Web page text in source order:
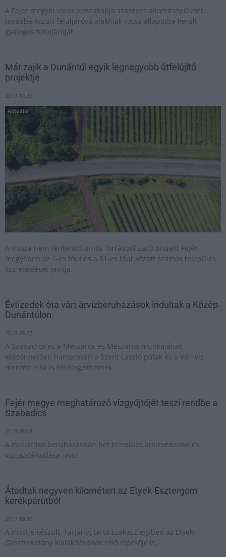
A Fejér megyei város visszakapja százéves állomásépületét,
továbbá közúti felüljáróvá alakítják rossz állapotba került
gyalogos felüljáróját.
Már zajik a Dunántúl egyik legnagyobb útfelújító
projektje
2019.10.29
Aktuális
A vissza nem térítendő uniós forrásból zajló projekt Fejér
megyében az 1-es főút és a 81-es főút között számos település
közlekedését javítja.
Évtizedek óta várt árvízberuházások indultak a Közép-
Dunántúlon
2018.09.27
A Szabadics és a Mészáros és Mészáros munkájának
köszönhetően hamarosan a Szent László patak és a Váli-víz
mentén élők is fellélegezhetnek.
Fejér megye meghatározó vízgyűjtőjét teszi rendbe a
Szabadics
2018.08.08
A milliárdos beruházásban hét település árvízvédelme és
vízgazdálkodása javul.
Átadtak negyven kilométert az Etyek-Esztergom
kerékpárútból
2017.10.30
A most elkészült, Tarjánig tartó szakasz egyben az Etyeki
Gasztrosétány kialakításának első lépcsője is.